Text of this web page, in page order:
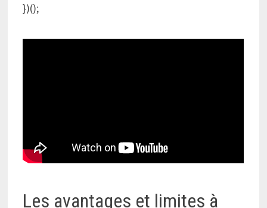
})();
Les avantages et limites à